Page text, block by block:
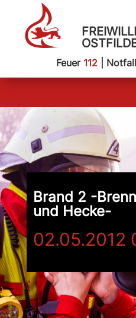
Feuer 112| Notfall
Brand 2 -
und Hecke-
02.05.2012